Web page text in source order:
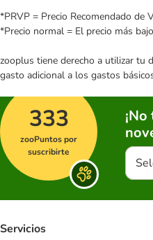
*PRVP = Precio Recomendado de
*Precio normal = El precio más
zooplus tiene derecho a utilizar tu
gasto adicional a los gastos
333
zooPuntos por
suscribirte
Servicios